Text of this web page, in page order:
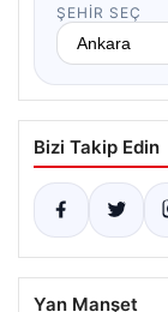
ŞEHIR SEÇ
Bizi Takip Edin
Yan Manşet